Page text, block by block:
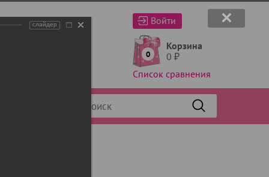
Войти
0
Корзина
0 ₽
Список сравнения
слайдер